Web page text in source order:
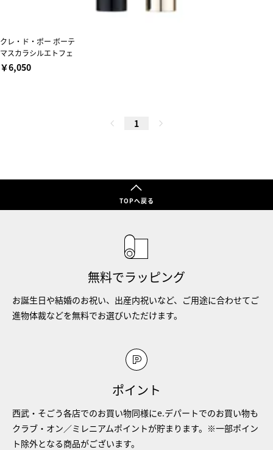
クレ・ド・ポー ボーテ
マスカラシルエトフェ
￥6,050
1
TOPへ戻る
無料でラッピング
お誕生日や結婚のお祝い、出産内祝いなど、ご用途に合わせてご
進物体裁などを無料でお選びいただけます。
ポイント
西武・そごう各店でのお買い物同様にe.デパートでのお買い物も
クラブ・オン／ミレニアムポイントが貯まります。※一部ポイン
ト除外となる商品がございます。